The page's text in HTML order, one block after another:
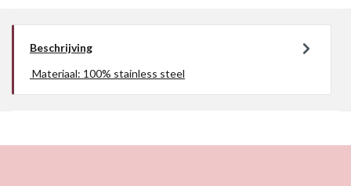
Beschrijving
Materiaal: 100% stainless steel